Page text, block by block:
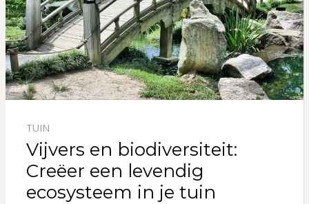
TUIN
Vijvers en biodiversiteit:
Creëer een levendig
ecosysteem in je tuin